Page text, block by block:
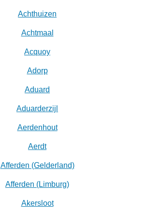
Achthuizen
Achtmaal
Acquoy
Adorp
Aduard
Aduarderzijl
Aerdenhout
Aerdt
Afferden (Gelderland)
Afferden (Limburg)
Akersloot